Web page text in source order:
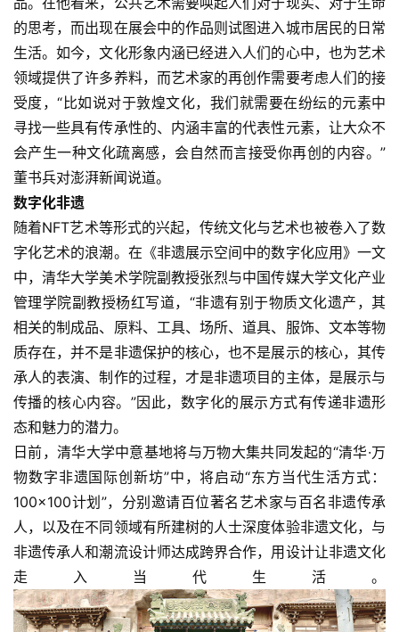
的思考，而出现在展会中的作品则试图进入城市居民的日常
生活。如今，文化形象内涵已经进入人们的心中，也为艺术
领域提供了许多养料，而艺术家的再创作需要考虑人们的接
受度，“比如说对于敦煌文化，我们就需要在纷纭的元素中
寻找一些具有传承性的、内涵丰富的代表性元素，让大众不
会产生一种文化疏离感，会自然而言接受你再创的内容。”
董书兵对澎湃新闻说道。
数字化非遗
随着NFT艺术等形式的兴起，传统文化与艺术也被卷入了数
字化艺术的浪潮。在《非遗展示空间中的数字化应用》一文
中，清华大学美术学院副教授张烈与中国传媒大学文化产业
管理学院副教授杨红写道，“非遗有别于物质文化遗产，其
相关的制成品、原料、工具、场所、道具、服饰、文本等物
质存在，并不是非遗保护的核心，也不是展示的核心，其传
承人的表演、制作的过程，才是非遗项目的主体，是展示与
传播的核心内容。”因此，数字化的展示方式有传递非遗形
态和魅力的潜力。
日前，清华大学中意基地将与万物大集共同发起的“清华·万
物数字非遗国际创新坊”中，将启动“东方当代生活方式：
100×100计划”，分别邀请百位著名艺术家与百名非遗传承
人，以及在不同领域有所建树的人士深度体验非遗文化，与
非遗传承人和潮流设计师达成跨界合作，用设计让非遗文化
走入当代生活。